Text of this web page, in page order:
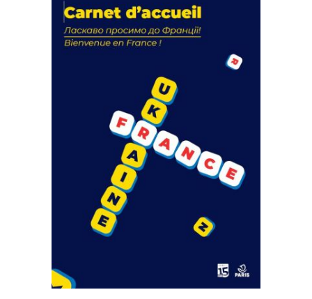
actions
18 septembre 2023
FEUILLETER